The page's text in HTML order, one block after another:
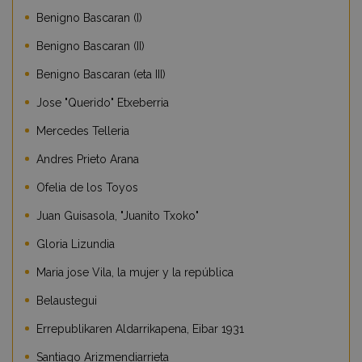
Benigno Bascaran (I)
Benigno Bascaran (II)
Benigno Bascaran (eta III)
Jose "Querido" Etxeberria
Mercedes Telleria
Andres Prieto Arana
Ofelia de los Toyos
Juan Guisasola, "Juanito Txoko"
Gloria Lizundia
Maria jose Vila, la mujer y la república
Belaustegui
Errepublikaren Aldarrikapena, Eibar 1931
Santiago Arizmendiarrieta